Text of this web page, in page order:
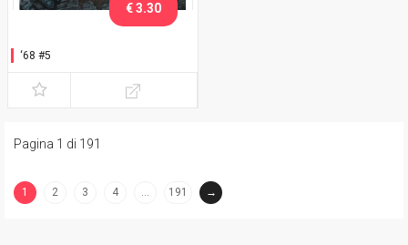
‘68 #5
€ 3.30
Pagina 1 di 191
1
2 3 4 … 191 →